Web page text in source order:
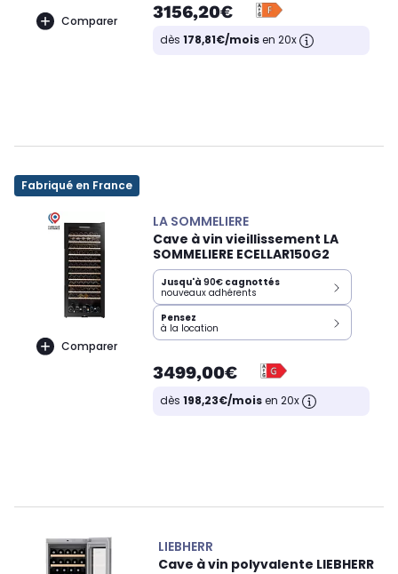
Comparer 3156,20€
dès 178,81€/moisen 20x
Fabriqué en France
Comparer
LA SOMMELIERE
Cave à vin vieillissement LA
SOMMELIERE ECELLAR150G2
Jusqu'à 90€ cagnottés
nouveaux adhérents
Pensez
à la location
3499,00€
dès 198,23€/moisen 20x
LIEBHERR
Cave à vin polyvalente LIEBHERR